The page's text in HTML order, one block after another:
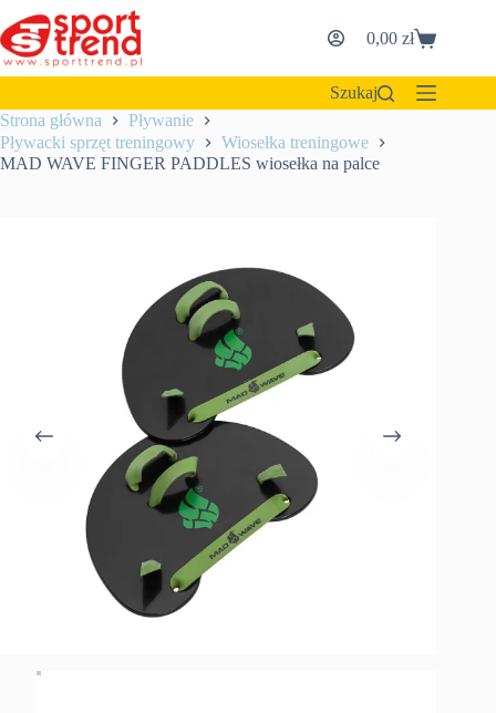
do
treści
Koszyk
0,00zł
Szukaj
Strona główna
Pływanie
Pływacki sprzęt treningowy
Wiosełka treningowe
MAD WAVE FINGER PADDLES wiosełka na palce